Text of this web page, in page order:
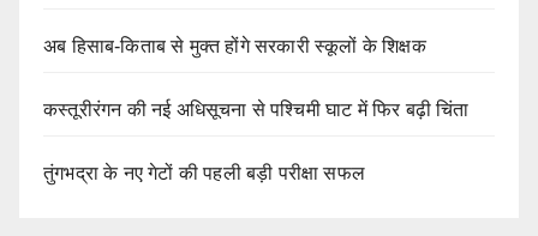
अब हिसाब-किताब से मुक्त होंगे सरकारी स्कूलों के शिक्षक
कस्तूरीरंगन की नई अधिसूचना से पश्चिमी घाट में फिर बढ़ी चिंता
तुंगभद्रा के नए गेटों की पहली बड़ी परीक्षा सफल